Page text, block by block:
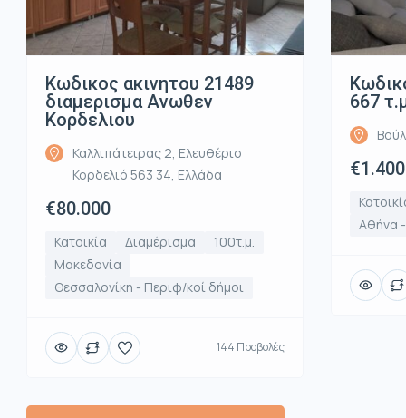
Κωδικος ακινητου 21489
διαμερισμα Ανωθεν
Κορδελιου
Καλλιπάτειρας 2, Ελευθέριο
Κορδελιό 563 34, Ελλάδα
€80.000
Κατοικία Διαμέρισμα
100τ.μ.
Μακεδονία
Θεσσαλονίκη - Περιφ/κοί δήμοι
144 Προβολές
667
Αθήνα